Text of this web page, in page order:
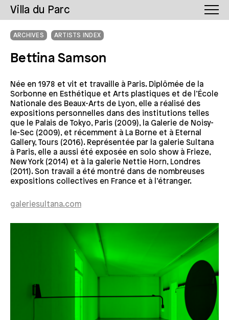
Villa du Parc
ARCHIVES ARTISTS INDEX
Bettina Samson
Née en 1978 et vit et travaille à Paris. Diplômée de la
Sorbonne en Esthétique et Arts plastiques et de l’École
Nationale des Beaux-Arts de Lyon, elle a réalisé des
expositions personnelles dans des institutions telles
que le Palais de Tokyo, Paris (2009), la Galerie de Noisy-
le-Sec (2009), et récemment à La Borne et à Eternal
Gallery, Tours (2016). Représentée par la galerie Sultana
à Paris, elle a aussi été exposée en solo show à Frieze,
New York (2014) et à la galerie Nettie Horn, Londres
(2011). Son travail a été montré dans de nombreuses
expositions collectives en France et à l’étranger.
galeriesultana.com